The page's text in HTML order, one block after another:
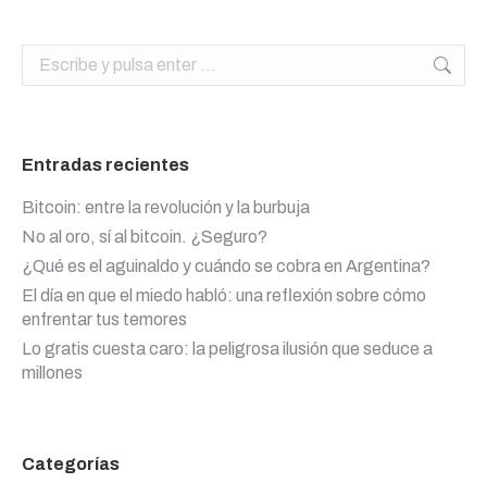
Buscar:
Entradas recientes
Bitcoin: entre la revolución y la burbuja
No al oro, sí al bitcoin. ¿Seguro?
¿Qué es el aguinaldo y cuándo se cobra en Argentina?
El día en que el miedo habló: una reflexión sobre cómo
enfrentar tus temores
Lo gratis cuesta caro: la peligrosa ilusión que seduce a
millones
Categorías